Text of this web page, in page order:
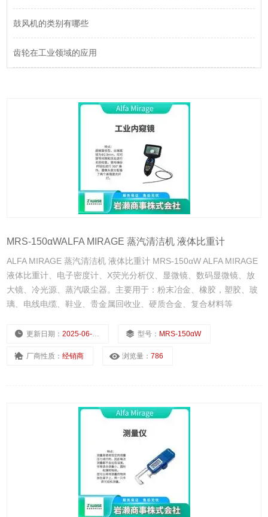
鼓风机的类别有哪些
齿轮在工业领域的应用
MRS-150αWALFA MIRAGE 蒸汽清洁机 液体比重计
ALFA MIRAGE 蒸汽清洁机 液体比重计 MRS-150αW ALFA MIRAGE
液体比重计、电子密度计、X荧光分析仪、显微镜、数码显微镜、放
大镜、冷光源、蒸汽吸尘器。主要用于：粉末冶金、橡胶，塑胶、玻
璃、电线电缆、鞋业、贵金属回收业、硬质合金、复合材料等
更新日期：2025-06-30 型号： MRS-150αW
厂商性质：经销商 浏览量：786